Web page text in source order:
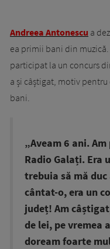
Andreea Antonescu a
ea primii bani din muzică.
participat la un concurs
a și câștigat, motiv
bani.
„Aveam 6 ani.
Radio Galați. Era
trebuia să mă duc
cântat-o, era un
județ! Am
de lei, pe vremea
doream foarte